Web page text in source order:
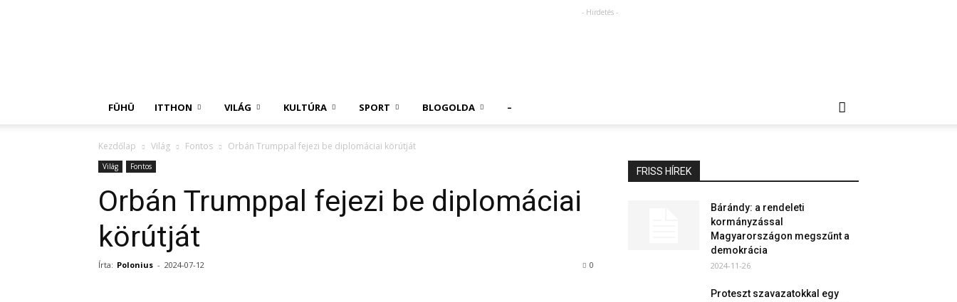
- Hirdetés -
FÜHÜ ITTHON VILÁG KULTÚRA SPORT BLOGOLDA –
Kezdőlap Világ Fontos Orbán Trumppal fejezi be diplomáciai körútját
Világ Fontos
Orbán Trumppal fejezi be diplomáciai
körútját
Írta: Polonius - 2024-07-12 0
FRISS HÍREK
Bárándy: a rendeleti
kormányzással
Magyarországon megszűnt a
demokrácia
2024-11-26
Proteszt szavazatokkal egy